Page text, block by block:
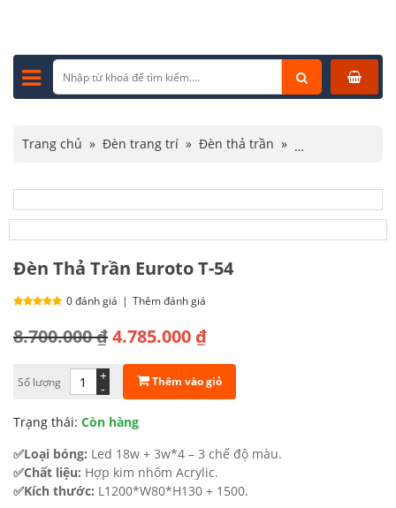
Trang chủ » Đèn trang trí » Đèn thả trần »
Đèn Thả Trần Euroto T-54
0 đánh giá | Thêm đánh giá
8.700.000₫
Giá
là:
8.700.000 ₫.
4.785.000 ₫
Giá
tại
là:
4.785.000 ₫.
Số lượng -
+ Thêm vào giỏ
Trạng thái: Còn hàng
✅Loại bóng: Led 18w + 3w*4 – 3 chế độ màu.
✅Chất liệu: Hợp kim nhôm Acrylic.
✅Kích thước: L1200*W80*H130 + 1500.